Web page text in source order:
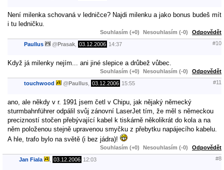
Není milenka schovaná v ledničce? Najdi milenku a jako bonus budeš mít
i tu ledničku.
Souhlasím (+0) Nesouhlasím (-0) Odpovědět
Paullus @Prasak 03.12.2006 14:37 #10
Když já milenky nejím... ani jiné slepice a drůbež vůbec.
Souhlasím (+0) Nesouhlasím (-0) Odpovědět
touchwood @Paullus 03.12.2006 15:55 #11
ano, ale někdy v r. 1991 jsem četl v Chipu, jak nějaký německý
sturmbahnführer odpálil svůj zánovní LaserJet tím, že měl s německou
precizností stočen přebývající kabel k tiskárně několikrát do kola a na
něm položenou stejně upravenou smyčku z přebytku napájecího kabelu.
A hle, trafo bylo na světě (i bez jádra)!
Souhlasím (+0) Nesouhlasím (-0) Odpovědět
Jan Fiala 03.12.2006 12:03 #8